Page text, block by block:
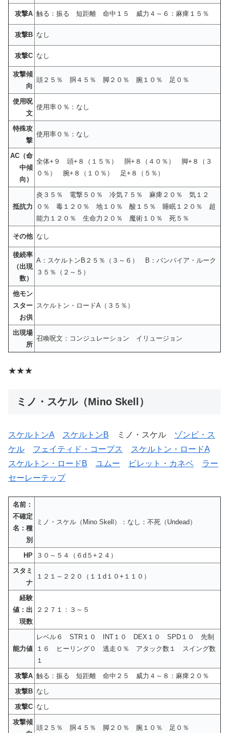
攻撃A 触る：振る 短距離 命中１５ 威力４～６：麻痺１５％
攻撃B なし
攻撃C なし
攻撃傾
向
頭２５％ 胴４５％ 脚２０％ 腕１０％ 足０％
使用呪
文
使用率０％：なし
特殊攻
撃
使用率０％：なし
AC（命
中傾
向）
全体+９ 頭+８（１５％） 胴+８（４０％） 脚+８（３
０％） 腕+８（１０％） 足+８（５％）
抵抗力
炎３５％ 電撃５０％ 冷気７５％ 麻痺２０％ 気１２
０％ 毒１２０％ 地１０％ 酸１５％ 睡眠１２０％ 超
能力１２０％ 生命力２０％ 魔術１０％ 死５％
その他 なし
後続率
（出現
数）
A：スケルトンB２５％（３～６） B：バンパイア・ルーク
３５％（２～５）
他モン
スター
お供
スケルトン・ロードA（３５％）
出現場
所
召喚呪文：コンジュレーション イリュージョン
★★★
ミノ・スケル（Mino Skell）
スケルトンA スケルトンB ミノ・スケル ゾンビ・ス
ケル
フェイティド・コープス
スケルトン・ロードA
スケルトン・ロードB
ユムー ビレット・カネベ
ラー
セーレーテップ
名前：
不確定
名：種
別
ミノ・スケル（Mino Skell）：なし：不死（Undead）
HP
３０～５４（６d５+２４）
スタミ
ナ
１２１～２２０（１１d１０+１１０）
経験
値：出
現数
２２７１：３～５
能力値
レベル６ STR１０ INT１０ DEX１０ SPD１０ 先制
１６ ヒーリング０ 逃走０％ アタック数１ スイング数
１
攻撃A 触る：振る 短距離 命中２５ 威力４～８：麻痺２０％
攻撃B なし
攻撃C なし
攻撃傾
頭２５％ 胴４５％ 脚２０％ 腕１０％ 足０％